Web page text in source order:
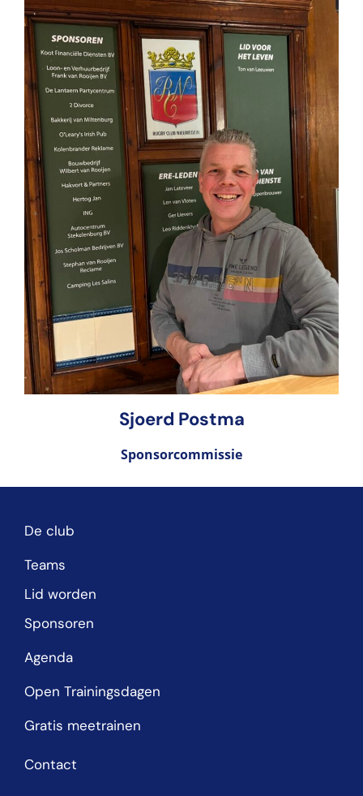
Sjoerd Postma
Sponsorcommissie
De club
Teams
Lid worden
Sponsoren
Agenda
Open Trainingsdagen
Gratis meetrainen
Contact